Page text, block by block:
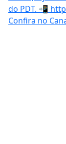
Confira no